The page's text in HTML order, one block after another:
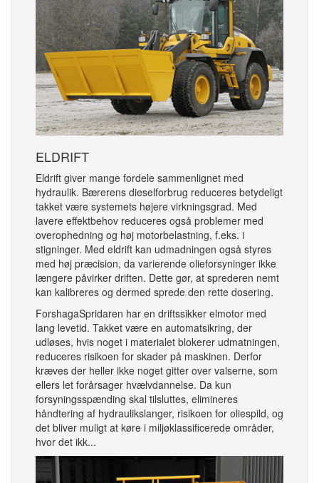
ELDRIFT
Eldrift giver mange fordele sammenlignet med
hydraulik. Bærerens dieselforbrug reduceres betydeligt
takket være systemets højere virkningsgrad. Med
lavere effektbehov reduceres også problemer med
overophedning og høj motorbelastning, f.eks. i
stigninger. Med eldrift kan udmadningen også styres
med høj præcision, da varierende olieforsyninger ikke
længere påvirker driften. Dette gør, at sprederen nemt
kan kalibreres og dermed sprede den rette dosering.
ForshagaSpridaren har en driftssikker elmotor med
lang levetid. Takket være en automatsikring, der
udløses, hvis noget i materialet blokerer udmatningen,
reduceres risikoen for skader på maskinen. Derfor
kræves der heller ikke noget gitter over valserne, som
ellers let forårsager hvælvdannelse. Da kun
forsyningsspænding skal tilsluttes, elimineres
håndtering af hydraulikslanger, risikoen for oliespild, og
det bliver muligt at køre i miljøklassificerede områder,
hvor det ikk...